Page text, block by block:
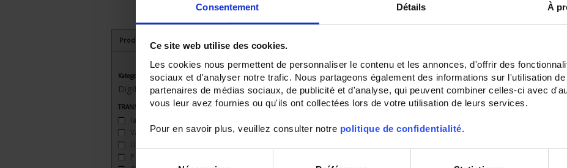
Consentement Détails À
Ce site web utilise des cookies.
Les cookies nous permettent de personnaliser le contenu et les annonces, d'offrir des
sociaux et d'analyser notre trafic. Nous partageons également des informations sur l'utilisation
partenaires de médias sociaux, de publicité et d'analyse, qui peuvent combiner celles-ci avec
vous leur avez fournies ou qu'ils ont collectées lors de votre utilisation de leurs services.
Pour en savoir plus, veuillez consulter notre politique de confidentialité.
Produkte nach Kriterien aussuchen
Kategorie
Digital transducers
TRANSDUCTEURS - Grandeurs mesurées
Iac
Vac
(9)
Uac
P
TRIAD2 2AO
Messumwandler - 2 Analog-Ausgänge
- Hilfsstromversorgung 80 bis 265 V
AC / V DC
TRIAD2 3AO
Messumwandler - 3 Analog-Ausgänge
- Hilfsstromversorgung 19 bis 58 V DC